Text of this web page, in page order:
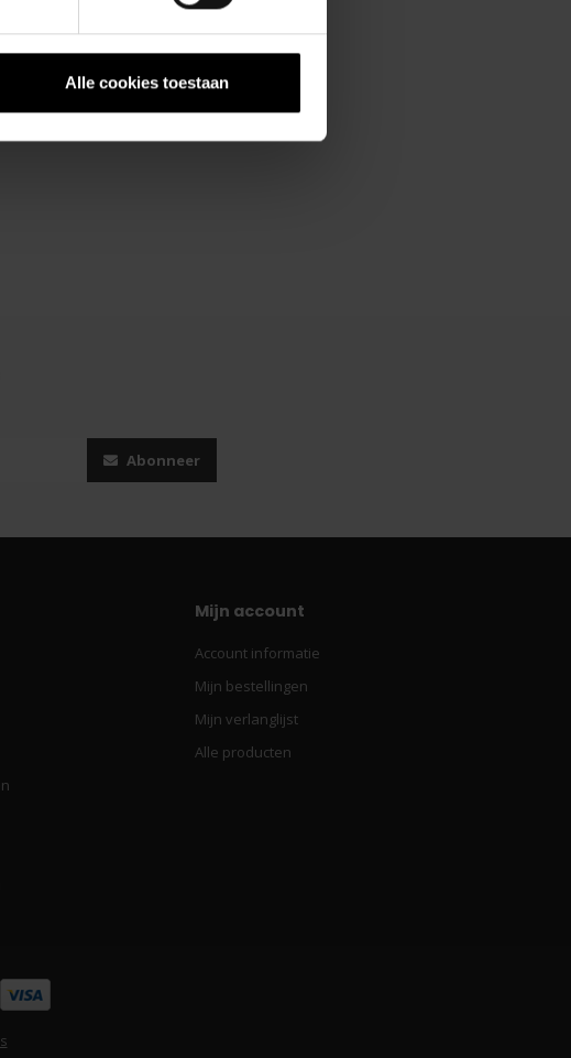
Alle cookies toestaan
Abonneer
Mijn account
Account informatie
Mijn bestellingen
Mijn verlanglijst
Alle producten